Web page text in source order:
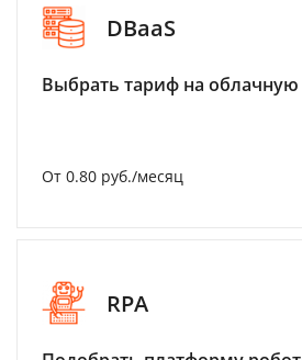
DBaaS
Выбрать тариф на
От 0.80 руб./месяц
RPA